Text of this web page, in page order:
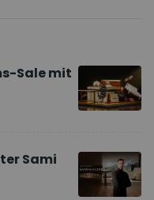
Sale mit
Sami